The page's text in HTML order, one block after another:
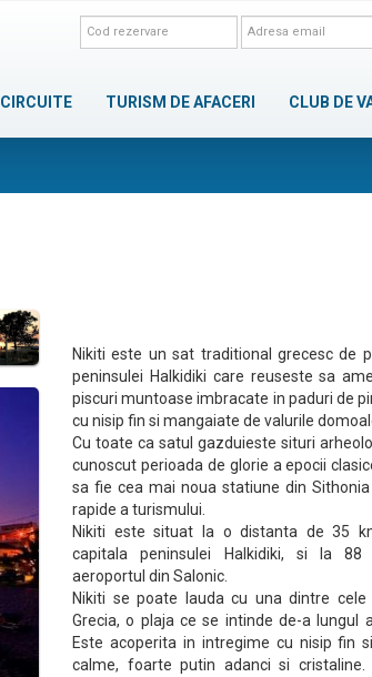
CIRCUITE TURISM DE AFACERI CLUB DE
Nikiti este un sat traditional grecesc de
peninsulei Halkidiki care reuseste sa
piscuri muntoase imbracate in paduri de
cu nisip fin si mangaiate de valurile
Cu toate ca satul gazduieste situri
cunoscut perioada de glorie a epocii
sa fie cea mai noua statiune din
rapide a turismului.
Nikiti este situat la o distanta de 35
capitala peninsulei Halkidiki, si la
aeroportul din Salonic.
Nikiti se poate lauda cu una dintre
Grecia, o plaja ce se intinde de-a lungul
Este acoperita in intregime cu nisip fin
calme, foarte putin adanci si